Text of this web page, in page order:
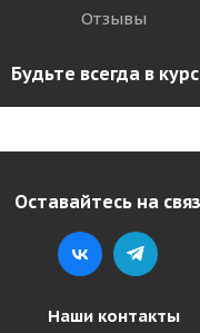
Отзывы
Будьте всегда в
Оставайтесь на
Наши контакты